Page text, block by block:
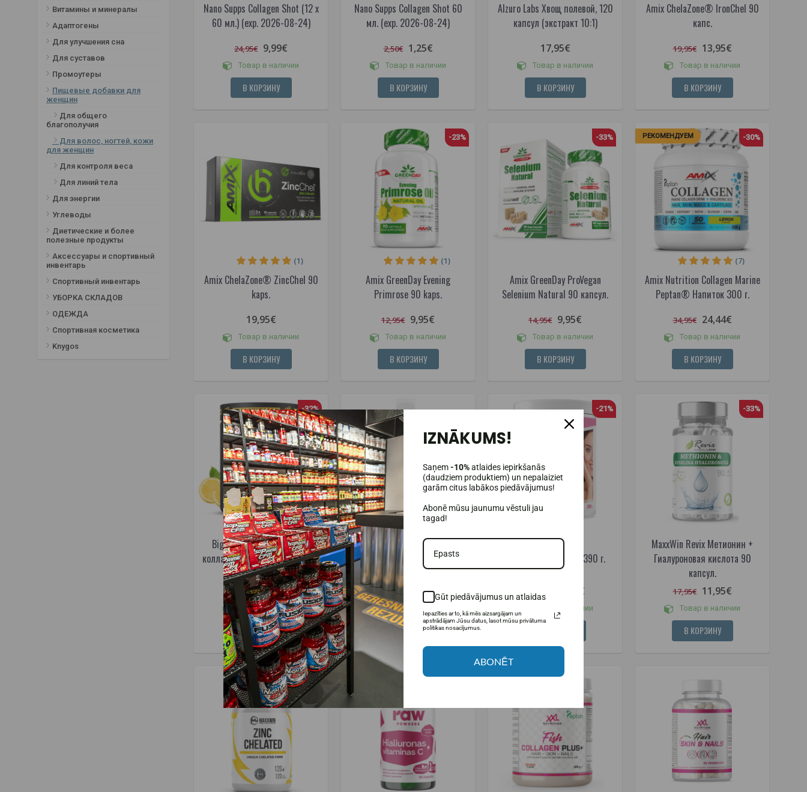
Витамины и минералы
Адаптогены
Для улучшения сна
Для суставов
Промоутеры
Пищевые добавки для
женщин
Для общего
благополучия
Для волос, ногтей, кожи
для женщин
Для контроля веса
Для линий тела
Для энергии
Углеводы
Диетические и более
полезные продукты
Аксессуары и спортивный
инвентарь
Спортивный инвентарь
УБОРКА СКЛАДОВ
ОДЕЖДА
Спортивная косметика
Knygos
Nano Supps Collagen Shot (12 x
60 мл.) (exp. 2026-08-24)
24,95€ 9,99€
Товар в наличии
В КОРЗИНУ
Nano Supps Collagen Shot 60
мл. (exp. 2026-08-24)
2,50€ 1,25€
Товар в наличии
В КОРЗИНУ
Alzuro Labs Хвощ полевой, 120
капсул (экстракт 10:1)
17,95€
Товар в наличии
В КОРЗИНУ
Amix ChelaZone® IronChel 90
капс.
19,95€ 13,95€
Товар в наличии
В КОРЗИНУ
Amix ChelaZone® ZincChel 90
kaps.
(1)
19,95€
Товар в наличии
В КОРЗИНУ
-23%
Amix GreenDay Evening
Primrose 90 kaps.
(1)
12,95€ 9,95€
Товар в наличии
В КОРЗИНУ
-33%
Amix GreenDay ProVegan
Selenium Natural 90 капсул.
14,95€ 9,95€
Товар в наличии
В КОРЗИНУ
РЕКОМЕНДУЕМ -30%
Amix Nutrition Collagen Marine
Peptan® Напиток 300 г.
(7)
34,95€ 24,44€
Товар в наличии
В КОРЗИНУ
-32%
BigMan Nutrition Морской
коллаген Пептан® 300 г. (exp.
2026-12-30)
(1)
27,95€ 18,99€
Товар в наличии
В КОРЗИНУ
DY Nutrition Коллаген +
Витамин С + Гиалуроновая
кислота 500 мл.
24,95€
Товар в наличии
В КОРЗИНУ
-21%
Hi Tec Collagen Pure 390 г.
18,95€ 14,95€
Товар в наличии
-33%
MaxxWin Revix Метионин +
Гиалуроновая кислота 90
капсул.
17,95€ 11,95€
Товар в наличии
В КОРЗИНУ
-40%
IZNĀKUMS!
Saņem-10%atlaides iepirkšanās
(daudziem produktiem) un nepalaiziet
garām citus labākos piedāvājumus!
Abonē mūsu jaunumu vēstuli jau
tagad!
Gūt piedāvājumus un atlaidas
Iepazīties ar to, kā mēs aizsargājam un
apstrādājam Jūsu datus, lasot mūsu privātuma
politikas nosacījumus.
ABONĒT